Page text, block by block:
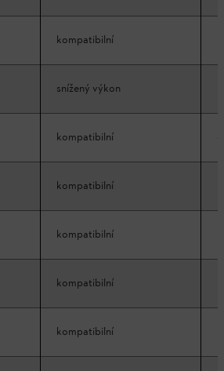
kompatibilní
snížený výkon
kompatibilní
kompatibilní
kompatibilní
kompatibilní
kompatibilní